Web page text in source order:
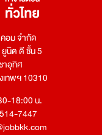
อม จำกัด
ยูนิต ดี ชั้น 5
าอุทิศ
เทพฯ 10310
18:00 น.
7447